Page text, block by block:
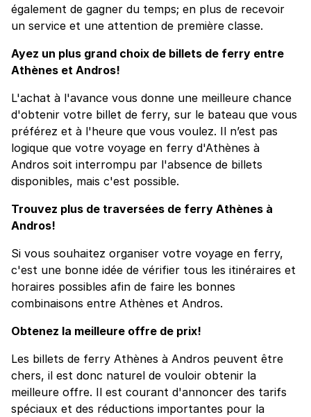
également de gagner du temps; en plus de recevoir
un service et une attention de première classe.
Ayez un plus grand choix de billets de ferry entre
Athènes et Andros!
L'achat à l'avance vous donne une meilleure chance
d'obtenir votre billet de ferry, sur le bateau que vous
préférez et à l'heure que vous voulez. Il n’est pas
logique que votre voyage en ferry d'Athènes à
Andros soit interrompu par l'absence de billets
disponibles, mais c'est possible.
Trouvez plus de traversées de ferry Athènes à
Andros!
Si vous souhaitez organiser votre voyage en ferry,
c'est une bonne idée de vérifier tous les itinéraires et
horaires possibles afin de faire les bonnes
combinaisons entre Athènes et Andros.
Obtenez la meilleure offre de prix!
Les billets de ferry Athènes à Andros peuvent être
chers, il est donc naturel de vouloir obtenir la
meilleure offre. Il est courant d'annoncer des tarifs
spéciaux et des réductions importantes pour la